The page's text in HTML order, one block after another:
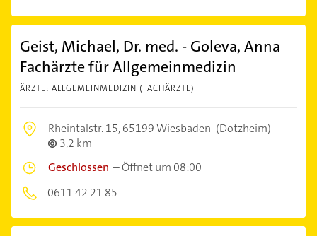
Geist, Michael, Dr. med. - Goleva, Anna
Fachärzte für Allgemeinmedizin
ÄRZTE: ALLGEMEINMEDIZIN (FACHÄRZTE)
Rheintalstr. 15,65199 Wiesbaden (Dotzheim)
3,2 km
Geschlossen –Öffnet um 08:00
0611 42 21 85